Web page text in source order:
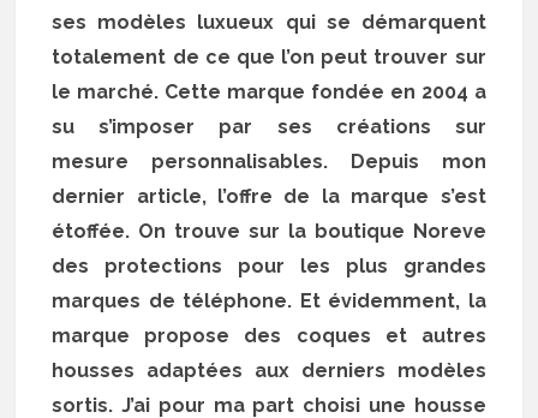
ses modèles luxueux qui se démarquent
totalement de ce que l’on peut trouver sur
le marché. Cette marque fondée en 2004 a
su s’imposer par ses créations sur
mesure personnalisables. Depuis mon
dernier article, l’offre de la marque s’est
étoffée. On trouve sur la boutique Noreve
des protections pour les plus grandes
marques de téléphone. Et évidemment, la
marque propose des coques et autres
housses adaptées aux derniers modèles
sortis. J’ai pour ma part choisi une housse